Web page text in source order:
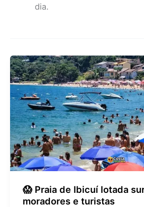
dia.
😱 Praia de Ibicuí lotada
moradores e turistas